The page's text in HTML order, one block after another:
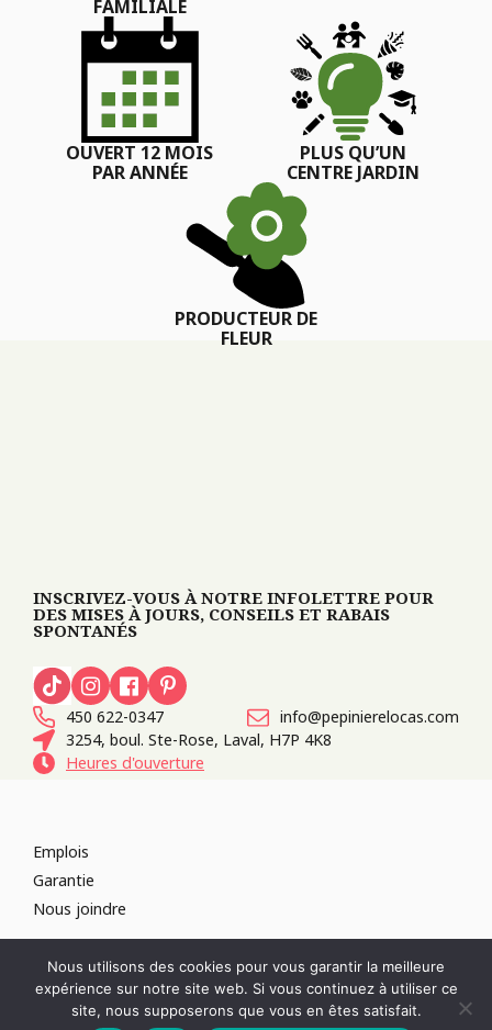
FAMILIALE
OUVERT 12 MOIS
PAR ANNÉE
PLUS QU’UN
CENTRE JARDIN
PRODUCTEUR DE
FLEUR
INSCRIVEZ-VOUS À NOTRE INFOLETTRE POUR
DES MISES À JOURS, CONSEILS ET RABAIS
SPONTANÉS
450 622-0347
info@pepinierelocas.com
3254, boul. Ste-Rose, Laval, H7P 4K8
Heures d'ouverture
Emplois
Garantie
Nous joindre
SITES WEB :PAR DESIGN, AGENCE WEB
RÉVOQUER LE CONSENTEMENT
POLITIQUE DE CONFIDENTIALITÉ
Nous utilisons des cookies pour vous garantir la meilleure
expérience sur notre site web. Si vous continuez à utiliser ce
site, nous supposerons que vous en êtes satisfait.